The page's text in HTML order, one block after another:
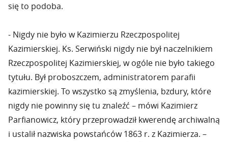
się to podoba.
- Nigdy nie było w Kazimierzu Rzeczpospolitej
Kazimierskiej. Ks. Serwiński nigdy nie był naczelnikiem
Rzeczpospolitej Kazimierskiej, w ogóle nie było takiego
tytułu. Był proboszczem, administratorem parafii
kazimierskiej. To wszystko są zmyślenia, bzdury, które
nigdy nie powinny się tu znaleźć – mówi Kazimierz
Parfianowicz, który przeprowadził kwerendę archiwalną
i ustalił nazwiska powstańców 1863 r. z Kazimierza. –